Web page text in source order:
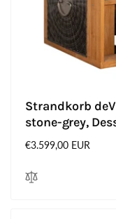
Strandkorb
stone-grey,
Normaler
€3.599,00 EUR